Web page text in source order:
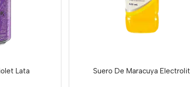
Lata Suero De Maracuya Electrolit